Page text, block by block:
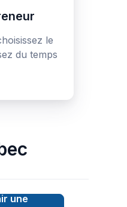
le
du temps
une